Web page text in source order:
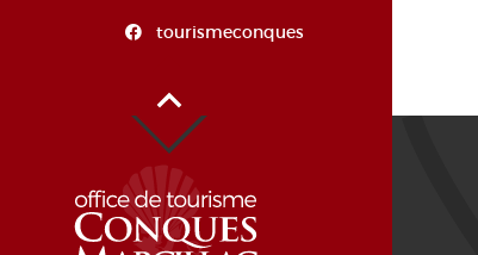
tourismeconques